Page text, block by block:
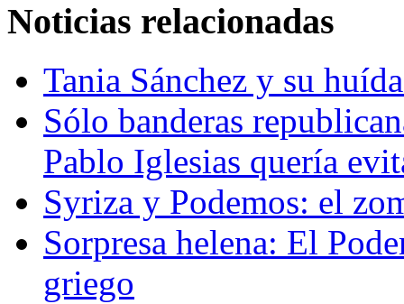
Noticias relacionadas
Tania Sánchez y su
Sólo banderas
Pablo Iglesias quería
Syriza y Podemos: el
Sorpresa helena: El
griego